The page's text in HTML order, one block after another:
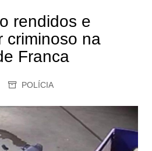
rendidos e
criminoso na
Franca
POLÍCIA